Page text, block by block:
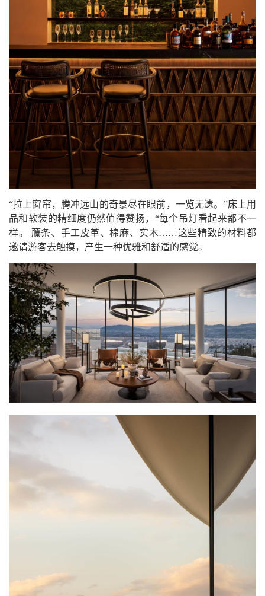
“拉上窗帘，腾冲远山的奇景尽在眼前，一览无遗。”床上用
品和软装的精细度仍然值得赞扬，“每个吊灯看起来都不一
样。 藤条、手工皮革、棉麻、实木……这些精致的材料都
邀请游客去触摸，产生一种优雅和舒适的感觉。